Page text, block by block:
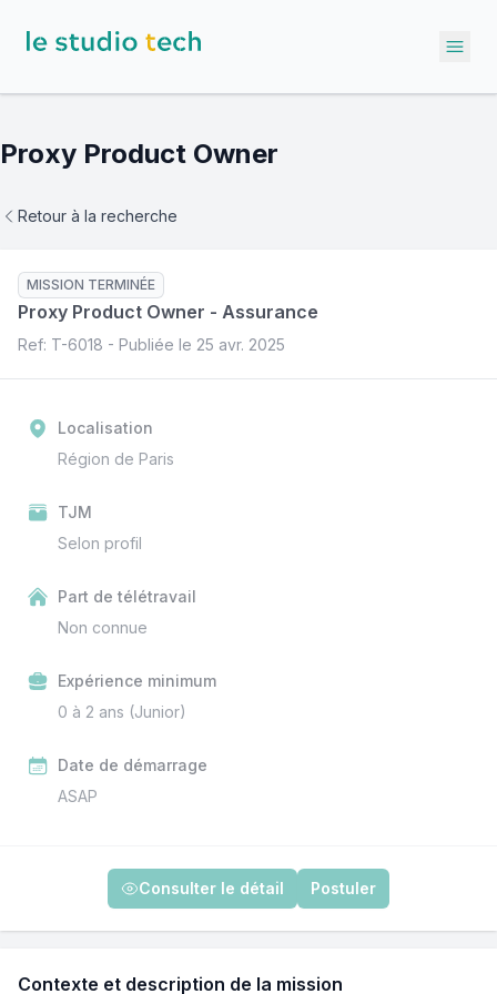
Proxy Product Owner
Retour à la recherche
Proxy Product Owner - Assurance
MISSION TERMINÉE
Ref: T-6018 - Publiée le 25 avr. 2025
Localisation
Région de Paris
TJM
Selon profil
Part de télétravail
Non connue
Expérience minimum
0 à 2 ans (Junior)
Date de démarrage
ASAP
Consulter le détail Postuler
Contexte et description de la mission